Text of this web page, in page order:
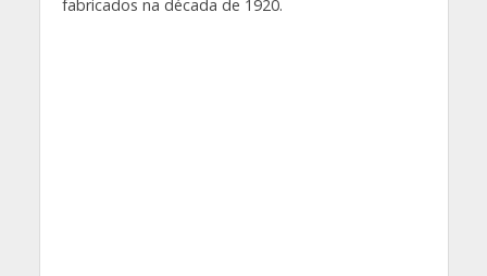
fabricados na década de 1920.